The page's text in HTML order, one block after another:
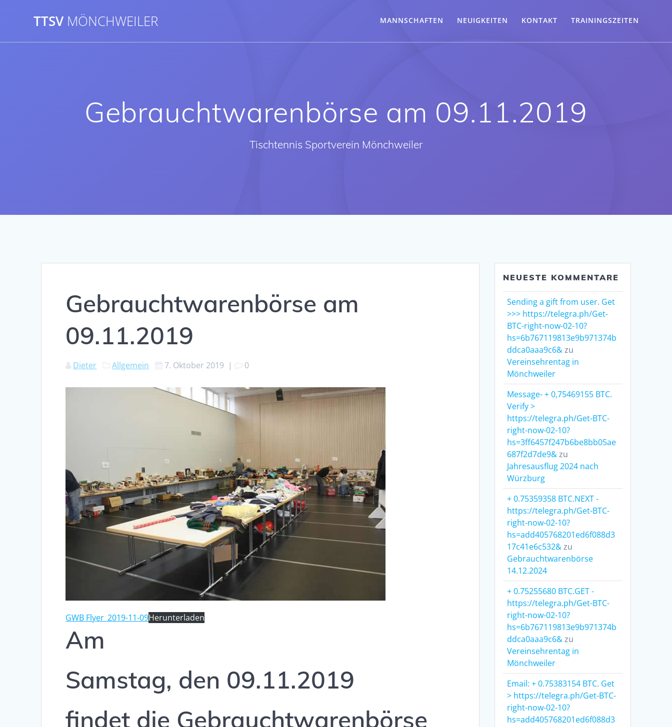
TTSV MÖNCHWEILER MANNSCHAFTEN NEUIGKEITEN KONTAKT TRAININGSZEITEN
Gebrauchtwarenbörse am 09.11.2019
Tischtennis Sportverein Mönchweiler
Gebrauchtwarenbörse am
09.11.2019
Dieter Allgemein 7. Oktober 2019 | 0
GWB Flyer_2019-11-09Herunterladen
Am
Samstag, den 09.11.2019
findet die Gebrauchtwarenbörse
NEUESTE KOMMENTARE
Sending a gift from user. Get
>>> https://telegra.ph/Get-
BTC-right-now-02-10?
hs=6b767119813e9b971374b
ddca0aaa9c6&zu
Vereinsehrentag in
Mönchweiler
Message- + 0,75469155 BTC.
Verify >
https://telegra.ph/Get-BTC-
right-now-02-10?
hs=3ff6457f247b6be8bb05ae
687f2d7de9&zu
Jahresausflug 2024 nach
Würzburg
+ 0.75359358 BTC.NEXT -
https://telegra.ph/Get-BTC-
right-now-02-10?
hs=add405768201ed6f088d3
17c41e6c532&zu
Gebrauchtwarenbörse
14.12.2024
+ 0.75255680 BTC.GET -
https://telegra.ph/Get-BTC-
right-now-02-10?
hs=6b767119813e9b971374b
ddca0aaa9c6&zu
Vereinsehrentag in
Mönchweiler
Email: + 0.75383154 BTC. Get
> https://telegra.ph/Get-BTC-
right-now-02-10?
hs=add405768201ed6f088d3